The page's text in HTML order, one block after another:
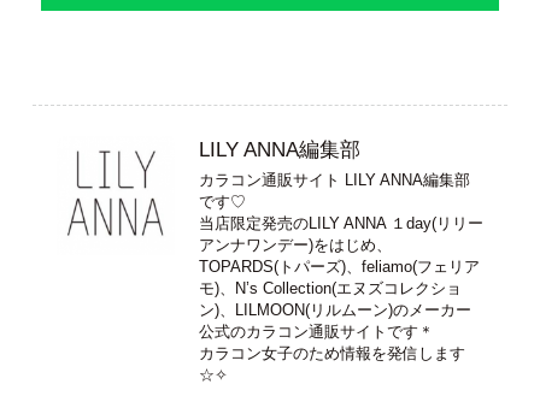
LILY ANNA編集部
カラコン通販サイト LILY ANNA編集部
です♡
当店限定発売のLILY ANNA １day(リリー
アンナワンデー)をはじめ、
TOPARDS(トパーズ)、feliamo(フェリア
モ)、N’s Collection(エヌズコレクショ
ン)、LILMOON(リルムーン)のメーカー
公式のカラコン通販サイトです＊
カラコン女子のため情報を発信します
☆✧